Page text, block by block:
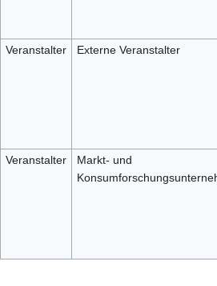
Veranstalter Externe Veranstalter
Veranstalter
Markt- und